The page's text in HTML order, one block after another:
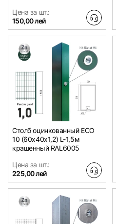
Цена за шт.:
150,00 лей
Столб оцинкованный ЕСО
10 (60х40x1,2) L-1,5м
крашенный RAL6005
Цена за шт.:
225,00 лей